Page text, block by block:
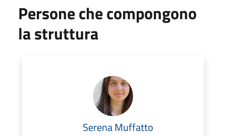
Persone che compongono
la struttura
Serena Muffatto